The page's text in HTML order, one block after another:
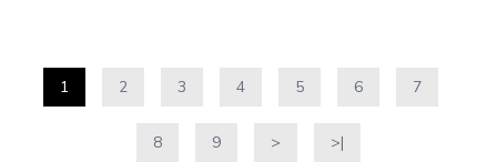
1 2 3 4 5 6 7
8 9 > >|